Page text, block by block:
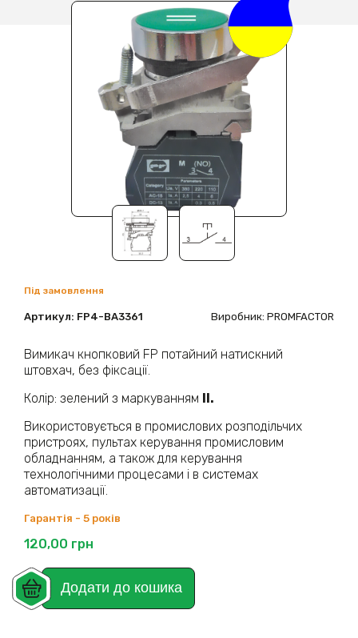
Під замовлення
Артикул: FP4-BA3361 Виробник: PROMFACTOR
Вимикач кнопковий FP потайний натискний
штовхач, без фіксації.
Колір: зелений з маркуванням
ІІ.
Використовується в промислових розподільчих
пристроях, пультах керування промисловим
обладнанням, а також для керування
технологічними процесами і в системах
автоматизації.
Гарантія - 5 років
120,00 грн
Додати до кошика